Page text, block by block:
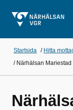
Startsida / Hitta
/ Närhälsan Mariestad